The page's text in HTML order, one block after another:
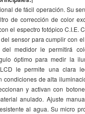
de fácil operación. Su
de corrección de color
el espectro fotópico C.I.E.
sensor para cumplir con
del medidor le permitirá
óptimo para medir la
le permite una clara
condiciones de alta
y activan con
anulado. Ajuste
al agua. Su micro